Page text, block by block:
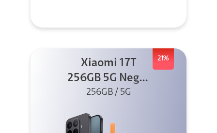
21%
Xiaomi 17T
256GB 5G Negro
+ Sound
256GB / 5G